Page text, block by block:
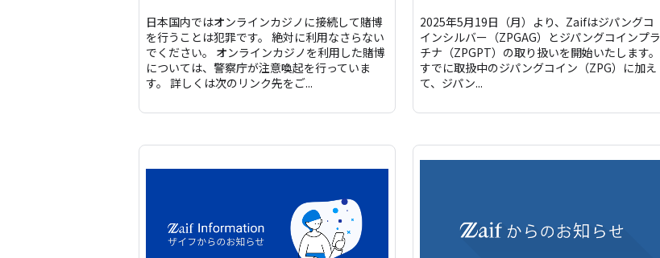
日本国内ではオンラインカジノに接続して賭博
を行うことは犯罪です。 絶対に利用なさらない
でください。 オンラインカジノを利用した賭博
については、警察庁が注意喚起を行っていま
す。 詳しくは次のリンク先をご...
2025年5月19日（月）より、Zaifはジパングコ
インシルバー（ZPGAG）とジパングコインプラ
チナ（ZPGPT）の取り扱いを開始いたします。
すでに取扱中のジパングコイン（ZPG）に加え
て、ジパン...